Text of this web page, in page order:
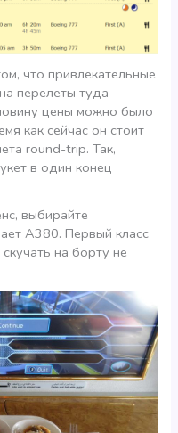
что привлекательные
перелеты туда-
цены можно было
как сейчас он стоит
round-trip. Так,
в один конец
выбирайте
А380. Первый класс
на борту не